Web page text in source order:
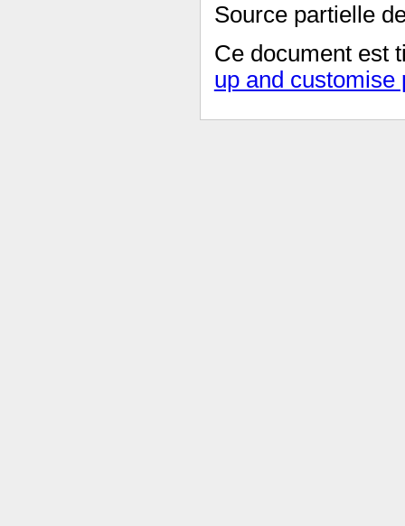
Source partielle
Ce document est
up and customise